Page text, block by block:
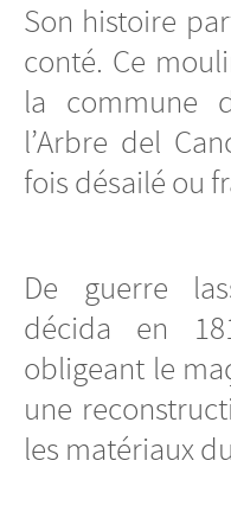
Son histoire
conté. Ce
la commune
l’Arbre del
fois désailé ou
De guerre
décida en
obligeant le
une
les matériaux